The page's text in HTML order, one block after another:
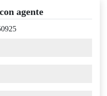
agente